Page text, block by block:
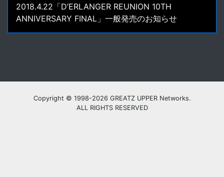
2018.4.22「D’ERLANGER REUNION 10TH
ANNIVERSARY FINAL」一般発売のお知らせ
Copyright © 1998-2026 GREATZ UPPER Networks.
ALL RIGHTS RESERVED